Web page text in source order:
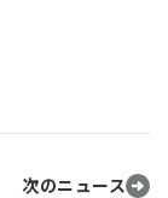
次のニュース